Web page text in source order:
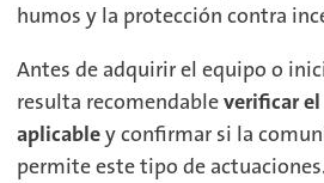
humos y la protección contra
Antes de adquirir el equipo o
resulta recomendableverificar
aplicabley confirmar si la
permite este tipo de